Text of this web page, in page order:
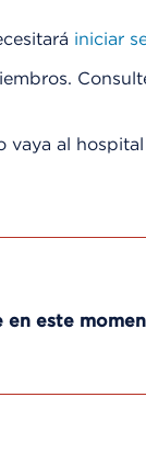
iniciar
vaya al
en este